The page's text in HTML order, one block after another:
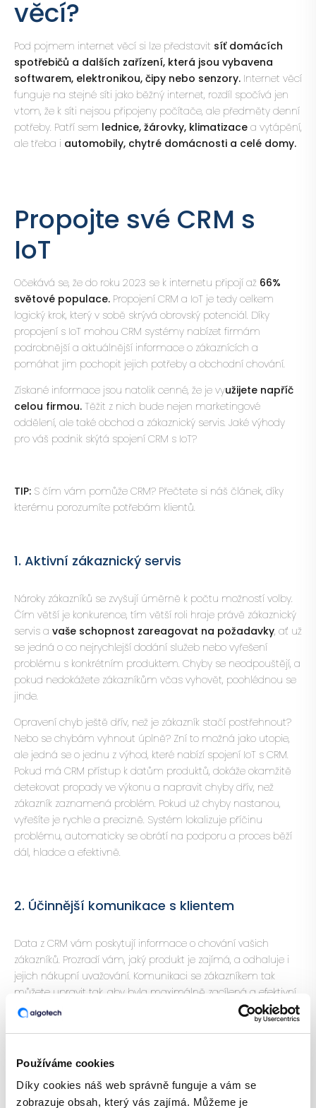
Používáme cookies
Díky cookies náš web správně funguje a vám se
zobrazuje obsah, který vás zajímá. Můžeme je
věcí?
Pod pojmem internet věcí si lze představit síť domácích
spotřebičů a dalších zařízení, která jsou vybavena
softwarem, elektronikou, čipy nebo senzory. Internet věcí
funguje na stejné síti jako běžný internet, rozdíl spočívá jen
v tom, že k síti nejsou připojeny počítače, ale předměty denní
potřeby. Patří sem lednice, žárovky, klimatizace a vytápění,
ale třeba i automobily, chytré domácnosti a celé domy.
Propojte své CRM s
IoT
Očekává se, že do roku 2023 se k internetu připojí až 66%
světové populace. Propojení CRM a IoT je tedy celkem
logický krok, který v sobě skrývá obrovský potenciál. Díky
propojení s IoT mohou CRM systémy nabízet firmám
podrobnější a aktuálnější informace o zákaznících a
pomáhat jim pochopit jejich potřeby a obchodní chování.
Získané informace jsou natolik cenné, že je využijete napříč
celou firmou. Těžit z nich bude nejen marketingové
oddělení, ale také obchod a zákaznický servis. Jaké výhody
pro váš podnik skýtá spojení CRM s IoT?
TIP: S čím vám pomůže CRM? Přečtete si náš článek, díky
kterému porozumíte potřebám klientů.
1. Aktivní zákaznický servis
Nároky zákazníků se zvyšují úměrně k počtu možností volby.
Čím větší je konkurence, tím větší roli hraje právě zákaznický
servis a vaše schopnost zareagovat na požadavky, ať už
se jedná o co nejrychlejší dodání služeb nebo vyřešení
problému s konkrétním produktem. Chyby se neodpouštějí, a
pokud nedokážete zákazníkům včas vyhovět, poohlédnou se
jinde.
Opravení chyb ještě dřív, než je zákazník stačí postřehnout?
Nebo se chybám vyhnout úplně? Zní to možná jako utopie,
ale jedná se o jednu z výhod, které nabízí spojení IoT s CRM.
Pokud má CRM přístup k datům produktů, dokáže okamžitě
detekovat propady ve výkonu a napravit chyby dřív, než
zákazník zaznamená problém. Pokud už chyby nastanou,
vyřešíte je rychle a precizně. Systém lokalizuje příčinu
problému, automaticky se obrátí na podporu a proces běží
dál, hladce a efektivně.
2. Účinnější komunikace s klientem
Data z CRM vám poskytují informace o chování vašich
zákazníků. Prozradí vám, jaký produkt je zajímá, a odhaluje i
jejich nákupní uvažování. Komunikaci se zákazníkem tak
můžete upravit tak, aby byla maximálně zacílená a efektivní.
Nemusíte ztrácet čas nabízením různých služeb nebo
nejlépe odpovídá
TIP:CRM jsou nezbytnou součástí řízení vztahu se zákazníky.